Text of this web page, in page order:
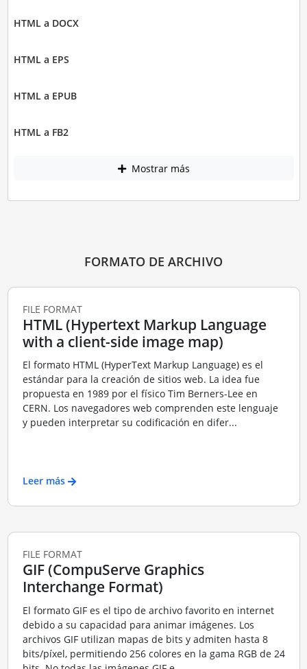
HTML a DOCX
HTML a EPS
HTML a EPUB
HTML a FB2
Mostrar más
FORMATO DE ARCHIVO
FILE FORMAT
HTML (Hypertext Markup Language
with a client-side image map)
El formato HTML (HyperText Markup Language) es el
estándar para la creación de sitios web. La idea fue
propuesta en 1989 por el físico Tim Berners-Lee en
CERN. Los navegadores web comprenden este lenguaje
y pueden interpretar su codificación en difer...
Leer más
FILE FORMAT
GIF (CompuServe Graphics
Interchange Format)
El formato GIF es el tipo de archivo favorito en internet
debido a su capacidad para animar imágenes. Los
archivos GIF utilizan mapas de bits y admiten hasta 8
bits/píxel, permitiendo 256 colores en la gama RGB de 24